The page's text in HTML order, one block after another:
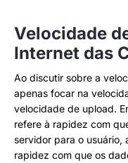
Velocidade
Internet das
Ao discutir sobre a
apenas focar na
velocidade de upload.
refere à rapidez com
servidor para o usuário,
rapidez com que os